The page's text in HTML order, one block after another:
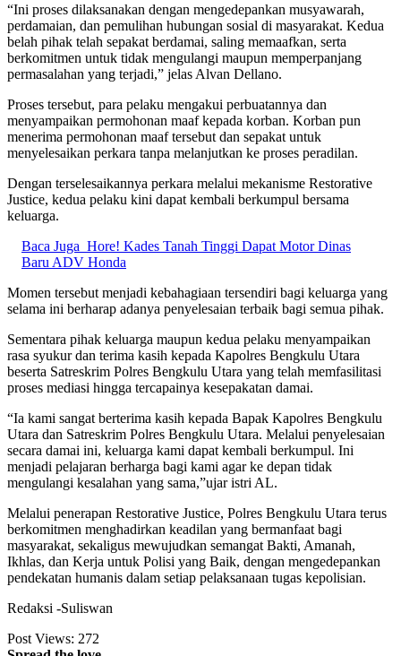
“Ini proses dilaksanakan dengan mengedepankan musyawarah,
perdamaian, dan pemulihan hubungan sosial di masyarakat. Kedua
belah pihak telah sepakat berdamai, saling memaafkan, serta
berkomitmen untuk tidak mengulangi maupun memperpanjang
permasalahan yang terjadi,” jelas Alvan Dellano.
Proses tersebut, para pelaku mengakui perbuatannya dan
menyampaikan permohonan maaf kepada korban. Korban pun
menerima permohonan maaf tersebut dan sepakat untuk
menyelesaikan perkara tanpa melanjutkan ke proses peradilan.
Dengan terselesaikannya perkara melalui mekanisme Restorative
Justice, kedua pelaku kini dapat kembali berkumpul bersama
keluarga.
Baca Juga Hore! Kades Tanah Tinggi Dapat Motor Dinas
Baru ADV Honda
Momen tersebut menjadi kebahagiaan tersendiri bagi keluarga yang
selama ini berharap adanya penyelesaian terbaik bagi semua pihak.
Sementara pihak keluarga maupun kedua pelaku menyampaikan
rasa syukur dan terima kasih kepada Kapolres Bengkulu Utara
beserta Satreskrim Polres Bengkulu Utara yang telah memfasilitasi
proses mediasi hingga tercapainya kesepakatan damai.
“Ia kami sangat berterima kasih kepada Bapak Kapolres Bengkulu
Utara dan Satreskrim Polres Bengkulu Utara. Melalui penyelesaian
secara damai ini, keluarga kami dapat kembali berkumpul. Ini
menjadi pelajaran berharga bagi kami agar ke depan tidak
mengulangi kesalahan yang sama,”ujar istri AL.
Melalui penerapan Restorative Justice, Polres Bengkulu Utara terus
berkomitmen menghadirkan keadilan yang bermanfaat bagi
masyarakat, sekaligus mewujudkan semangat Bakti, Amanah,
Ikhlas, dan Kerja untuk Polisi yang Baik, dengan mengedepankan
pendekatan humanis dalam setiap pelaksanaan tugas kepolisian.
Redaksi -Suliswan
Post Views: 272